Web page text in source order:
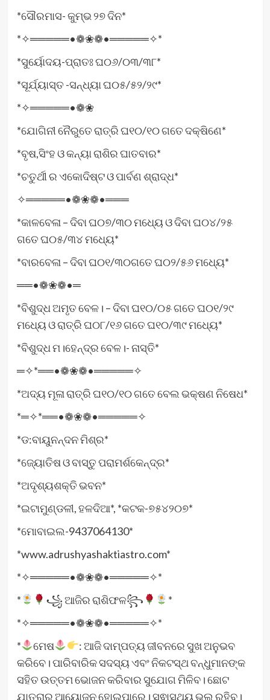
*ସୌରମାସ- କୁମ୍ଭ ୨୭ ଦିନ*
*✧═════•❁❀❁•═════✧*
*ସୁର୍ୟୋଦୟ-ପ୍ରାତଃ ଘ୦୬/୦୩/୩୮*
*ସୂର୍ଯ୍ୟାସ୍ତ -ସନ୍ଧ୍ୟା ଘ୦୫/୫୨/୨୯*
*✧═════•❁❀
*ଯୋଗିନୀ ନୈରୁତେ ରାତ୍ରି ଘ୧୦/୧୦ ଗତେ ଦକ୍ଷିଣେ*
*ବୃଷ,ସିଂହ ଓ କନ୍ୟା ରାଶିର ଘାତବାର*
*ଚତୁର୍ଥୀ ର ଏକୋଦିଷ୍ଟ ଓ ପାର୍ବଣ ଶ୍ରାଦ୍ଧ*
✧═════•❁❀❁•═══
*କାଳବେଳା – ଦିବା ଘ୦୭/୩୦ ମଧ୍ୟେ ଓ ଦିବା ଘ୦୪/୨୫
ଗତେ ଘ୦୫/୩୪ ମଧ୍ୟେ*
*ବାରବେଳା – ଦିବା ଘ୦୧/୩୦ଗତେ ଘ୦୨/୫୬ ମଧ୍ୟେ*
══•❁❀❁•═
*ବିଶୁଦ୍ଧ ଅମୃତ ବେଳ। – ଦିବା ଘ୧୦/୦୫ ଗତେ ଘ୦୧/୨୯
ମଧ୍ୟେ ଓ ରାତ୍ରି ଘ୦୮/୧୬ ଗତେ ଘ୧୦/୩୯ ମଧ୍ୟେ*
*ବିଶୁଦ୍ଧ ମ।ହେନ୍ଦ୍ର ବେଳ।- ନାସ୍ତି*
═✧*══•❁❀❁•═════✧
*ଅଦ୍ୟ ମୂଳା ରାତ୍ରି ଘ୧୦/୧୦ ଗତେ ବେଲ ଭକ୍ଷଣ ନିଷେଧ*
*═✧*══•❁❀❁•═════✧
*ଡ:ବାୟୁନନ୍ଦନ ମିଶ୍ର*
*ଜ୍ୟୋତିଷ ଓ ବାସ୍ତୁ ପରାମର୍ଶକେନ୍ଦ୍ର*
*ଅଦୃଶ୍ୟଶକ୍ତି ଭବନ*
*ଇଟାମୁଣ୍ଡଳୀ, ହଳଦିଆ*, *କଟକ-୭୫୪୨୦୭*
*ମୋବାଇଲ-9437064130*
*www.adrushyashaktiastro.com*
*✧═════•❁❀❁•═════✧*
*
꧁ ଆଜିର ରାଶିଫଳ꧂
*
*✧═════•❁❀❁•═════✧*
*
ମେଷ
: ଆଜି ଦାମ୍ପତ୍ୟ ଜୀବନରେ ସୁଖ ଅନୁଭବ
କରିବେ। ପାରିବାରିକ ସଦସ୍ୟ ଏବଂ ନିକଟସ୍ଥ ବନ୍ଧୁମାନଙ୍କ
ସହିତ ଉତ୍ତମ ଭୋଜନ କରିବାର ସୁଯୋଗ ମିଳିବ। ଛୋଟ
ଯାତ୍ରାର ଆୟୋଜନ ହୋଇପାରେ। ସ୍ଵାସ୍ଥ୍ୟ ଭଲ ରହିବ।